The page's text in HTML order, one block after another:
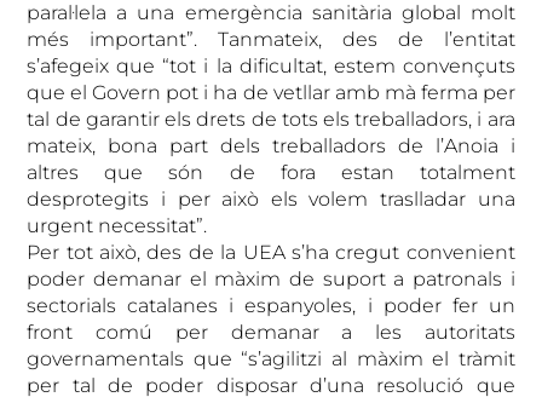
paral·lela a una emergència sanitària global molt
més important”. Tanmateix, des de l’entitat
s’afegeix que “tot i la dificultat, estem convençuts
que el Govern pot i ha de vetllar amb mà ferma per
tal de garantir els drets de tots els treballadors, i ara
mateix, bona part dels treballadors de l’Anoia i
altres que són de fora estan totalment
desprotegits i per això els volem traslladar una
urgent necessitat”.
Per tot això, des de la UEA s’ha cregut convenient
poder demanar el màxim de suport a patronals i
sectorials catalanes i espanyoles, i poder fer un
front comú per demanar a les autoritats
governamentals que “s’agilitzi al màxim el tràmit
per tal de poder disposar d’una resolució que